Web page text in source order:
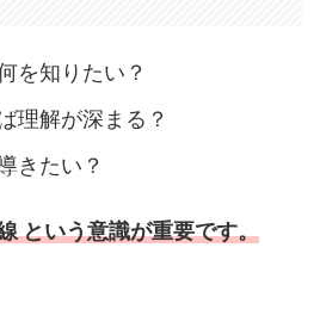
を知りたい？
理解が深まる？
きたい？
という意識が重要です。